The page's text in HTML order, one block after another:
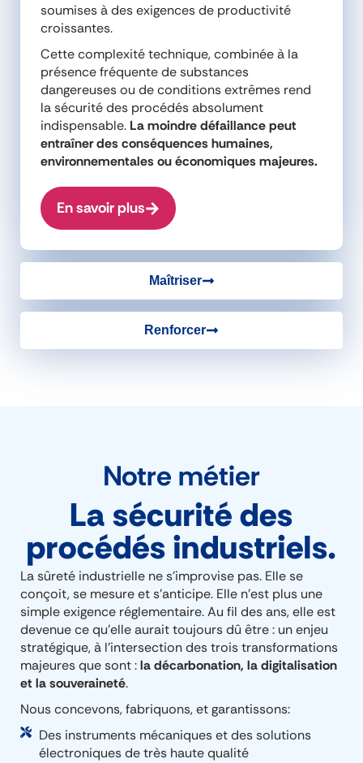
Maîtriser
Renforcer
soumises à des exigences de productivité
croissantes.
Cette complexité technique, combinée à la
présence fréquente de substances
dangereuses ou de conditions extrêmes rend
la sécurité des procédés absolument
indispensable. La moindre défaillance peut
entraîner des conséquences humaines,
environnementales ou économiques majeures.
En savoir plus
Notre métier
La sécurité des
procédés industriels.​
La sûreté industrielle ne s’improvise pas. Elle se
conçoit, se mesure et s’anticipe. Elle n’est plus une
simple exigence réglementaire. Au fil des ans, elle est
devenue ce qu’elle aurait toujours dû être : un enjeu
stratégique, à l’intersection des trois transformations
majeures que sont :la décarbonation, la digitalisation
et la souveraineté.
Nous concevons, fabriquons, et garantissons:
Des instruments mécaniques et des solutions
électroniques de très haute qualité